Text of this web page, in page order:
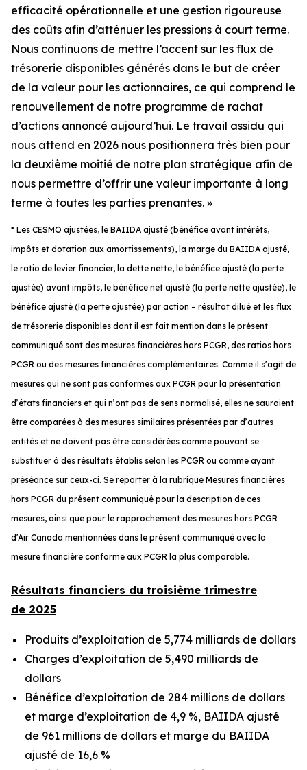
efficacité opérationnelle et une gestion rigoureuse
des coûts afin d’atténuer les pressions à court terme.
Nous continuons de mettre l’accent sur les flux de
trésorerie disponibles générés dans le but de créer
de la valeur pour les actionnaires, ce qui comprend le
renouvellement de notre programme de rachat
d’actions annoncé aujourd’hui. Le travail assidu qui
nous attend en 2026 nous positionnera très bien pour
la deuxième moitié de notre plan stratégique afin de
nous permettre d’offrir une valeur importante à long
terme à toutes les parties prenantes. »
* Les CESMO ajustées, le BAIIDA ajusté (bénéfice avant intérêts,
impôts et dotation aux amortissements), la marge du BAIIDA ajusté,
le ratio de levier financier, la dette nette, le bénéfice ajusté (la perte
ajustée) avant impôts, le bénéfice net ajusté (la perte nette ajustée), le
bénéfice ajusté (la perte ajustée) par action – résultat dilué et les flux
de trésorerie disponibles dont il est fait mention dans le présent
communiqué sont des mesures financières hors PCGR, des ratios hors
PCGR ou des mesures financières complémentaires. Comme il s’agit de
mesures qui ne sont pas conformes aux PCGR pour la présentation
d’états financiers et qui n’ont pas de sens normalisé, elles ne sauraient
être comparées à des mesures similaires présentées par d’autres
entités et ne doivent pas être considérées comme pouvant se
substituer à des résultats établis selon les PCGR ou comme ayant
préséance sur ceux-ci. Se reporter à la rubrique Mesures financières
hors PCGR du présent communiqué pour la description de ces
mesures, ainsi que pour le rapprochement des mesures hors PCGR
d’Air Canada mentionnées dans le présent communiqué avec la
mesure financière conforme aux PCGR la plus comparable.
Résultats financiers du troisième trimestre
de 2025
Produits d’exploitation de 5,774 milliards de dollars
Charges d’exploitation de 5,490 milliards de
dollars
Bénéfice d’exploitation de 284 millions de dollars
et marge d’exploitation de 4,9 %, BAIIDA ajusté
de 961 millions de dollars et marge du BAIIDA
ajusté de 16,6 %